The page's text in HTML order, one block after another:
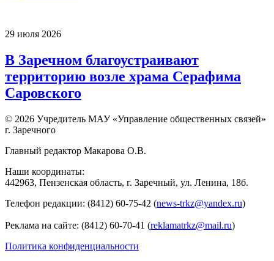
29 июля 2026
В Заречном благоустраивают
территорию возле храма Серафима
Саровского
© 2026 Учредитель МАУ «Управление общественных связей»
г. Заречного
Главный редактор Макарова О.В.
Наши координаты:
442963, Пензенская область, г. Заречный, ул. Ленина, 18б.
Телефон редакции: (8412) 60-75-42 (news-trkz@yandex.ru)
Реклама на сайте: (8412) 60-70-41 (reklamatrkz@mail.ru)
Политика конфиденциальности